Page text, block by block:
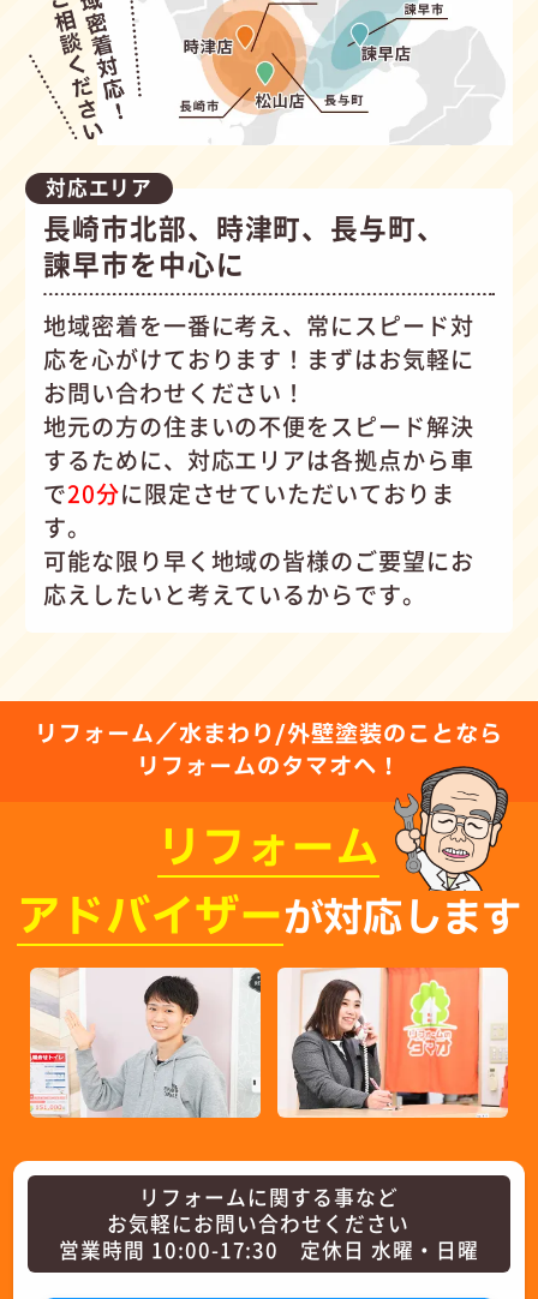
対応エリア
長崎市北部、時津町、長与町、
諫早市を中心に
地域密着を一番に考え、常にスピード対
応を心がけております！まずはお気軽に
お問い合わせください！
地元の方の住まいの不便をスピード解決
するために、対応エリアは各拠点から車
で20分に限定させていただいておりま
す。
可能な限り早く地域の皆様のご要望にお
応えしたいと考えているからです。
リフォーム／水まわり/外壁塗装のことなら
リフォームのタマオへ！
リフォーム
アドバイザーが対応します
リフォームに関する事など
お気軽にお問い合わせください
営業時間 10:00-17:30 定休日 水曜・日曜